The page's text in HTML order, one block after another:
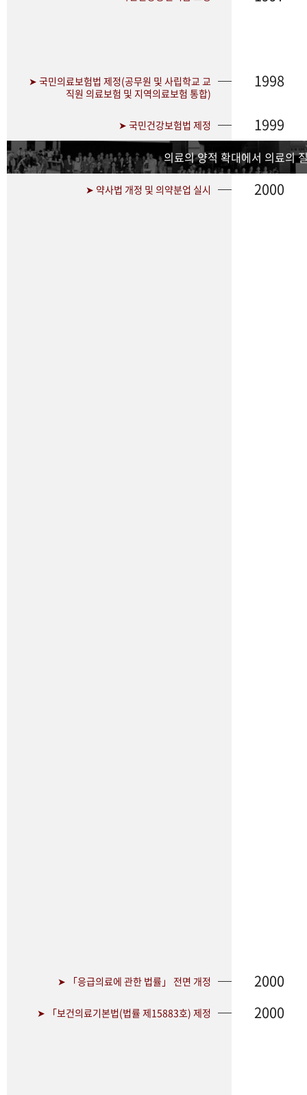
➤ 국민의료보험법 제정(공무원 및 사립학교 교
직원 의료보험 및 지역의료보험 통합)
1998
➤ 국민건강보험법 제정 1999
의료의 양적 확대에서 의료의
➤ 약사법 개정 및 의약분업 실시 2000
➤ 「응급의료에 관한 법률」 전면 개정 2000
➤ 「보건의료기본법(법률 제15883호) 제정 2000